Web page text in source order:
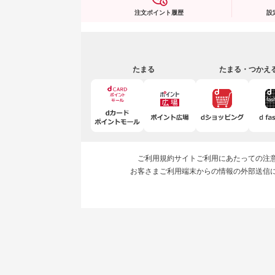
注文ポイント履歴 設
たまる たまる・つかえ
ご利用規約サイトご利用にあたっての注
お客さまご利用端末からの情報の外部送信